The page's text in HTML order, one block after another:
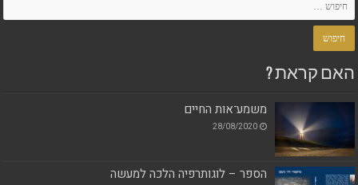
האם קראת ?
משמע־אות החיים
28/08/2020
הספר – לוגותרפיה הלכה למעשה